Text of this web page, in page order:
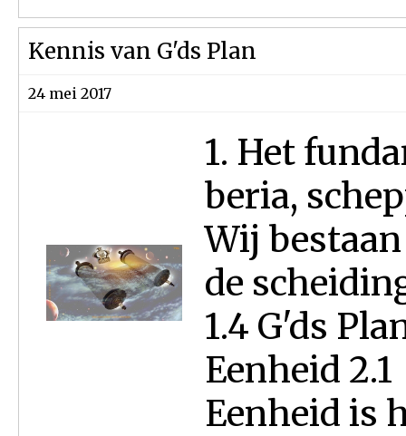
Kennis van G'ds Plan
24 mei 2017
1. Het
beria,
Wij
de
1.4 G'ds
Eenheid
Eenheid is